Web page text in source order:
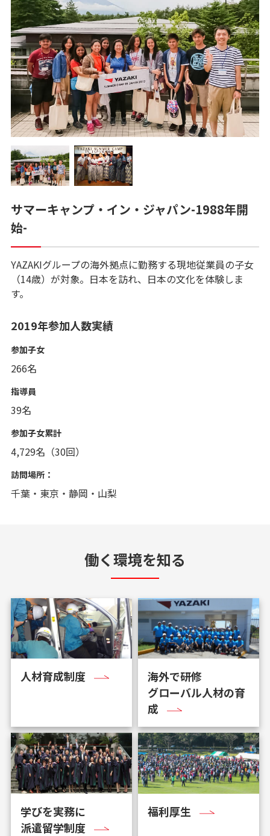
サマーキャンプ・イン・ジャパン-1988年開
始-
YAZAKIグループの海外拠点に勤務する現地従業員の子女
（14歳）が対象。日本を訪れ、日本の文化を体験しま
す。
2019年参加人数実績
参加子女
266名
指導員
39名
参加子女累計
4,729名（30回）
訪問場所：
千葉・東京・静岡・山梨
働く環境を知る
人材育成制度
海外で研修
グローバル人材の育
成
学びを実務に
派遣留学制度
福利厚生